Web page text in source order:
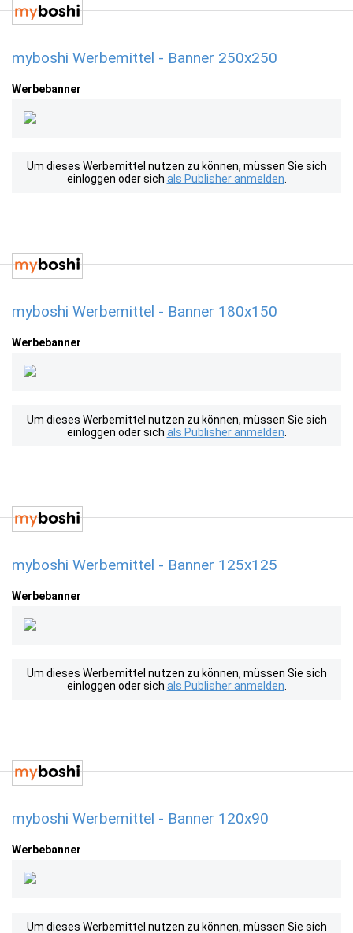
myboshi Werbemittel - Banner 250x250
Werbebanner
Um dieses Werbemittel nutzen zu können, müssen Sie sich
einloggen oder sich als Publisher anmelden
myboshi Werbemittel - Banner 180x150
Werbebanner
Um dieses Werbemittel nutzen zu können, müssen Sie sich
einloggen oder sich als Publisher anmelden
myboshi Werbemittel - Banner 125x125
Werbebanner
Um dieses Werbemittel nutzen zu können, müssen Sie sich
einloggen oder sich als Publisher anmelden
myboshi Werbemittel - Banner 120x90
Werbebanner
Um dieses Werbemittel nutzen zu können, müssen Sie sich